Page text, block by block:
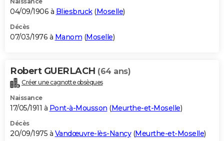
04/09/1906 à Bliesbruck(Moselle)
Décès
07/03/1976 à Manom (Moselle)
Robert GUERLACH (64 ans)
Créer une cagnotte obsèques
Naissance
17/05/1911 à Pont-à-Mousson (Meurthe-et-Moselle)
Décès
20/09/1975 à Vandœuvre-lès-Nancy(Meurthe-et-Moselle)